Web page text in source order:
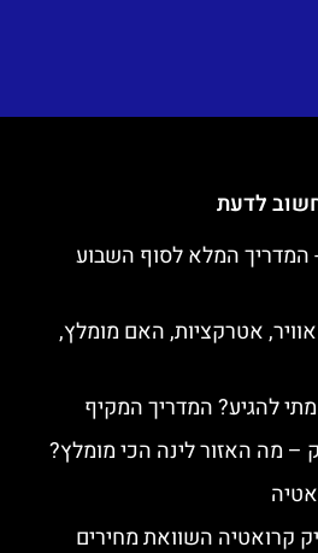
לדעת
המדריך המלא לסוף השבוע
אוויר, אטרקציות, האם מומלץ,
מתי להגיע? המדריך המקיף
– מה האזור לינה הכי מומלץ?
קרואטיה השוואת מחירים